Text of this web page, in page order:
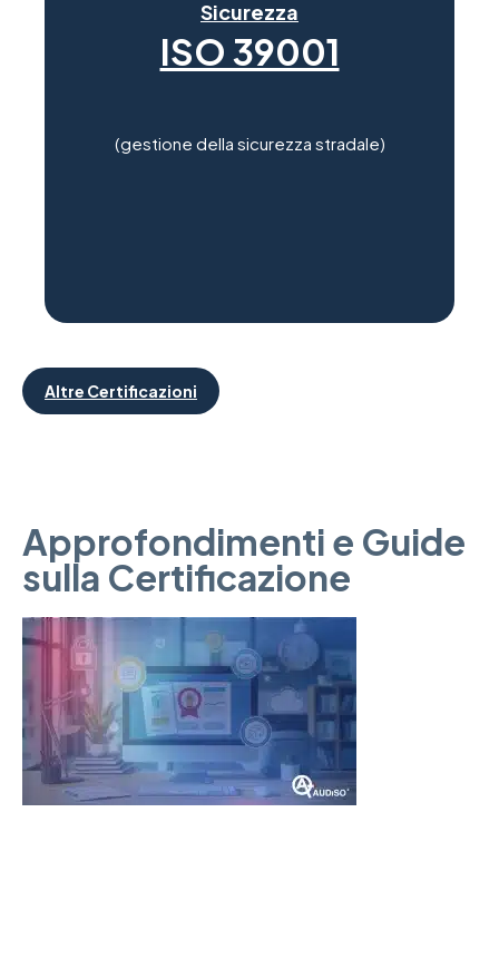
Sicurezza
ISO 39001
(gestione della sicurezza stradale)
Altre Certificazioni
Approfondimenti e Guide
sulla Certificazione